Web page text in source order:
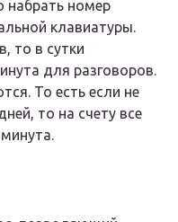
набрать номер
клавиатуры.
то в сутки
для разговоров.
То есть если не
то на счету все